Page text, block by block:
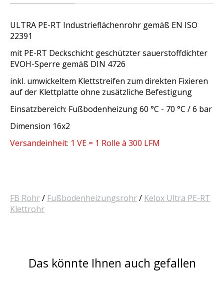
ULTRA PE-RT Industrieflächenrohr gemäß EN ISO
22391
mit PE-RT Deckschicht geschützter sauerstoffdichter
EVOH-Sperre gemäß DIN 4726
inkl. umwickeltem Klettstreifen zum direkten Fixieren
auf der Klettplatte ohne zusätzliche Befestigung
Einsatzbereich: Fußbodenheizung 60 °C - 70 °C / 6 bar
Dimension 16x2
Versandeinheit: 1 VE = 1 Rolle à 300 LFM
FB Rohr/ Fußbodenheizungsrohr/ Kelox Ultra PE-RT
Klettrohr
Das könnte Ihnen auch gefallen